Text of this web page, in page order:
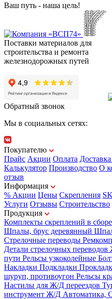
Ваш путь - наша цель!
Поставки материалов для
строительства и ремонта
железнодорожных путей
Обратный звонок
Мы в социальных сетях:
Покупателю
Прайс Акции Оплата
Калькулятор Производство О
отзыв
Информация
% Акции Цены Скрепления
Услуги Отзывы Строительство
Продукция
Комплекты скреплений в сборе
Шпалы, брус деревянный
Стрелочные переводы
Детали стрелочных переводов
пути Рельсы узкоколейные
Накладки Подкладки
шуруп, противоугон Рельсы
Настилы для Ж/Д переездов
инструмент Ж/Д Автоматика,